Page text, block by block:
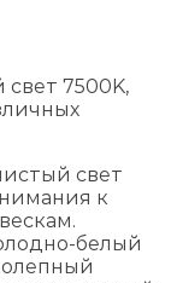
7500K,
свет
к
белый